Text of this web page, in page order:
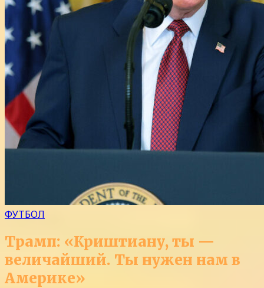
ФУТБОЛ
Трамп: «Криштиану, ты —
величайший. Ты нужен нам в
Америке»